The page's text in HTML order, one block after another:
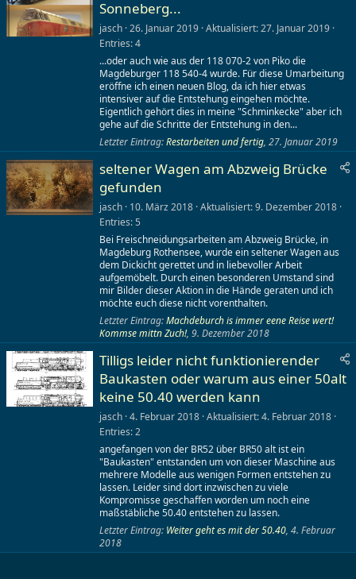
)
B
Sonneberg...
jasch 26. Januar 2019 Aktualisiert 27. Januar 2019
Entries 4
...oder auch wie aus der 118 070-2 von Piko die
Magdeburger 118 540-4 wurde. Für diese Umarbeitung
eröffne ich einen neuen Blog, da ich hier etwas
intensiver auf die Entstehung eingehen möchte.
Eigentlich gehört dies in meine "Schminkecke" aber ich
gehe auf die Schritte der Entstehung in den...
Letzter Eintrag:Restarbeiten und fertig, 27. Januar 2019
seltener Wagen am Abzweig Brücke
gefunden
jasch 10. März 2018 Aktualisiert 9. Dezember 2018
Entries 5
Bei Freischneidungsarbeiten am Abzweig Brücke, in
Magdeburg Rothensee, wurde ein seltener Wagen aus
dem Dickicht gerettet und in liebevoller Arbeit
aufgemöbelt. Durch einen besonderen Umstand sind
mir Bilder dieser Aktion in die Hände geraten und ich
möchte euch diese nicht vorenthalten.
Letzter Eintrag:Machdeburch is immer eene Reise wert!
Kommse mittn Zuch!, 9. Dezember 2018
Tilligs leider nicht funktionierender
Baukasten oder warum aus einer 50alt
keine 50.40 werden kann
jasch 4. Februar 2018 Aktualisiert 4. Februar 2018
Entries 2
angefangen von der BR52 über BR50 alt ist ein
"Baukasten" entstanden um von dieser Maschine aus
mehrere Modelle aus wenigen Formen entstehen zu
lassen. Leider sind dort inzwischen zu viele
Kompromisse geschaffen worden um noch eine
maßstäbliche 50.40 entstehen zu lassen.
Letzter Eintrag: Weiter geht es mit der 50.40, 4. Februar
2018